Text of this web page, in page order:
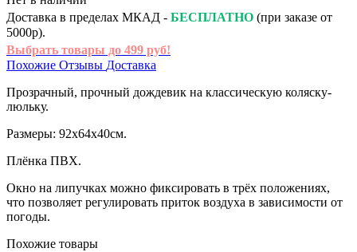
Доставка в пределах МКАД - БЕСПЛАТНО (при заказе от
5000р).
Выбрать товары до 499 руб!
Похожие Отзывы Доставка
Прозрачный, прочный дождевик на классическую коляску-
люльку.
Размеры: 92х64х40см.
Плёнка ПВХ.
Окно на липучках можно фиксировать в трёх положениях,
что позволяет регулировать приток воздуха в зависимости от
погоды.
Похожие товары